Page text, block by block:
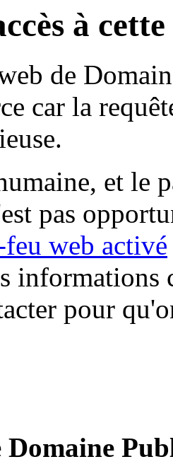
à
de
car la
et le
pas
feu web activé
informations
pour